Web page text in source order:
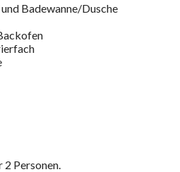
Badewanne/Dusche
Personen.